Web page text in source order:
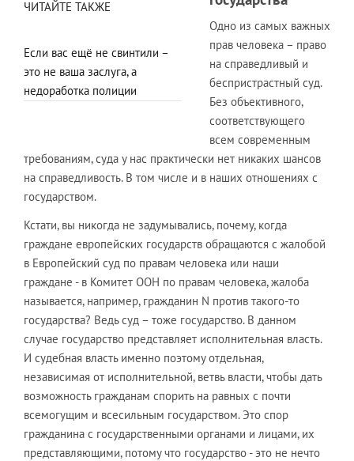
ЧИТАЙТЕ ТАКЖЕ
Если вас ещё не свинтили –
это не ваша заслуга, а
недоработка полиции
Одно из самых важных
прав человека – право
на справедливый и
беспристрастный суд.
Без объективного,
соответствующего
всем современным
требованиям, суда у нас практически нет никаких шансов
на справедливость. В том числе и в наших отношениях с
государством.
Кстати, вы никогда не задумывались, почему, когда
граждане европейских государств обращаются с жалобой
в Европейский суд по правам человека или наши
граждане - в Комитет ООН по правам человека, жалоба
называется, например, гражданин N против такого-то
государства? Ведь суд – тоже государство. В данном
случае государство представляет исполнительная власть.
И судебная власть именно поэтому отдельная,
независимая от исполнительной, ветвь власти, чтобы дать
возможность гражданам спорить на равных с почти
всемогущим и всесильным государством. Это спор
гражданина с государственными органами и лицами, их
представляющими, потому что государство - это не нечто